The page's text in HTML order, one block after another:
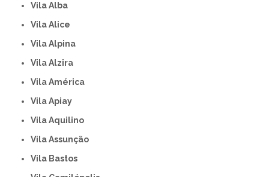
Vila Alba
Vila Alice
Vila Alpina
Vila Alzira
Vila América
Vila Apiay
Vila Aquilino
Vila Assunção
Vila Bastos